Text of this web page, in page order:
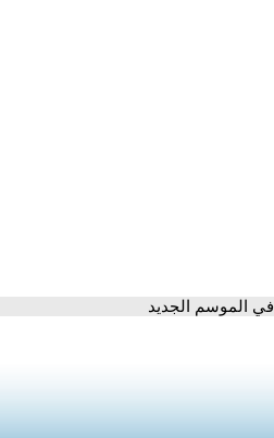
الموسم الجديد